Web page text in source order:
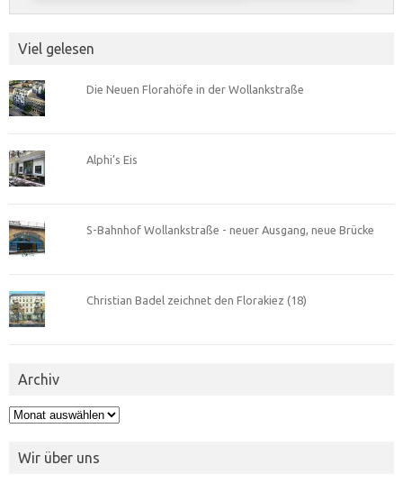
Viel gelesen
Die Neuen Florahöfe in der Wollankstraße
Alphi’s Eis
S-Bahnhof Wollankstraße - neuer Ausgang, neue Brücke
Christian Badel zeichnet den Florakiez (18)
Archiv
Archiv
Wir über uns